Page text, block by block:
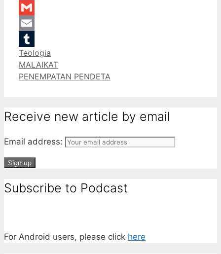
LinkedIn
Gmail
Email
Tumblr
Categories
Teologia
MALAIKAT
PENEMPATAN PENDETA
Receive new article by email
Email address:
Subscribe to Podcast
For Android users, please click here